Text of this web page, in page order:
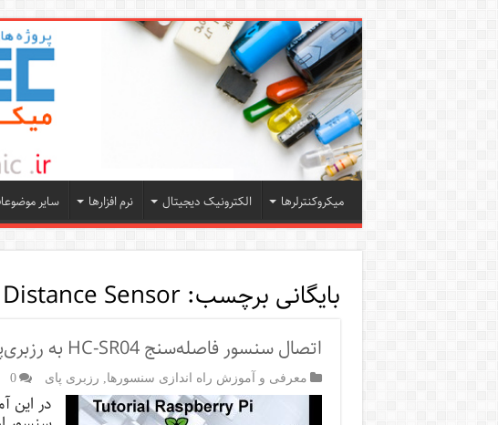
میکروکنترلرها الکترونیک دیجیتال نرم افزارها سایر
بایگانی برچسب:Distance Sensor
اتصال سنسور فاصله‌سنج HC-SR04 به رزبری‌پای
معرفی و آموزش راه اندازی سنسورها رزبری پای 0
در این